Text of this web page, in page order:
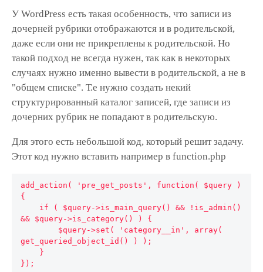
У WordPress есть такая особенность, что записи из
дочерней рубрики отображаются и в родительской,
даже если они не прикреплены к родительской. Но
такой подход не всегда нужен, так как в некоторых
случаях нужно именно вывести в родительской, а не в
"общем списке". Т.е нужно создать некий
структурированный каталог записей, где записи из
дочерних рубрик не попадают в родительскую.
Для этого есть небольшой код, который решит задачу.
Этот код нужно вставить например в function.php
add_action( 'pre_get_posts', function( $query )
{
&& $query->is_category() ) {
get_queried_object_id() ) );